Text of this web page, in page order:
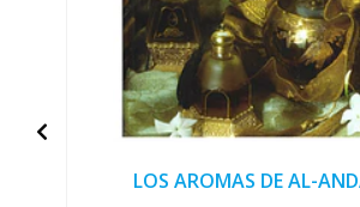
LOS AROMAS DE AL-